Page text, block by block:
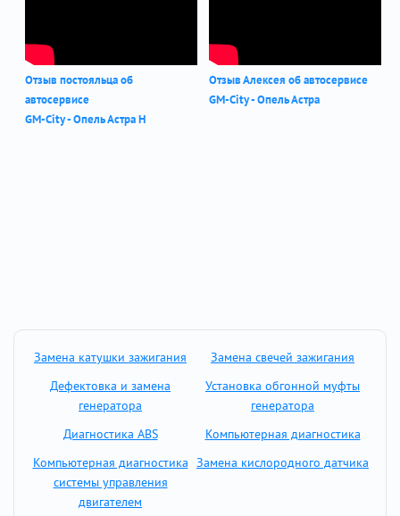
Отзыв постояльца об
автосервисе
GM-City - Опель Астра Н
Отзыв Алексея об автосервисе
GM-City - Опель Астра
Замена катушки зажигания
Замена свечей зажигания
Дефектовка и замена
генератора
Установка обгонной муфты
генератора
Диагностика ABS
Компьютерная диагностика
Компьютерная диагностика
системы управления
двигателем
Замена кислородного датчика